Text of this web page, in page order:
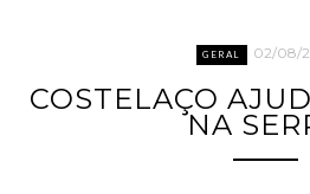
GERAL 02/08/
COSTELAÇO
NA